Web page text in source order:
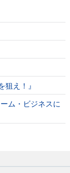
狙え！』
ム・ビジネスに